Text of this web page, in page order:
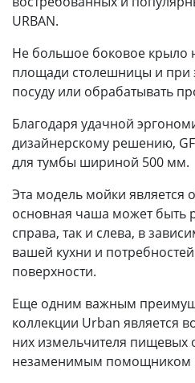
URBAN.
Не большое боковое крыло
площади столешницы и при
посуду или обрабатывать
Благодаря удачной
дизайнерскому решению,
для тумбы шириной 500 мм.
Эта модель мойки является
основная чаша может быть
справа, так и слева, в
вашей кухни и
поверхности.
Еще одним важным
коллекции Urban является
них измельчителя пищевых
незаменимым помощником